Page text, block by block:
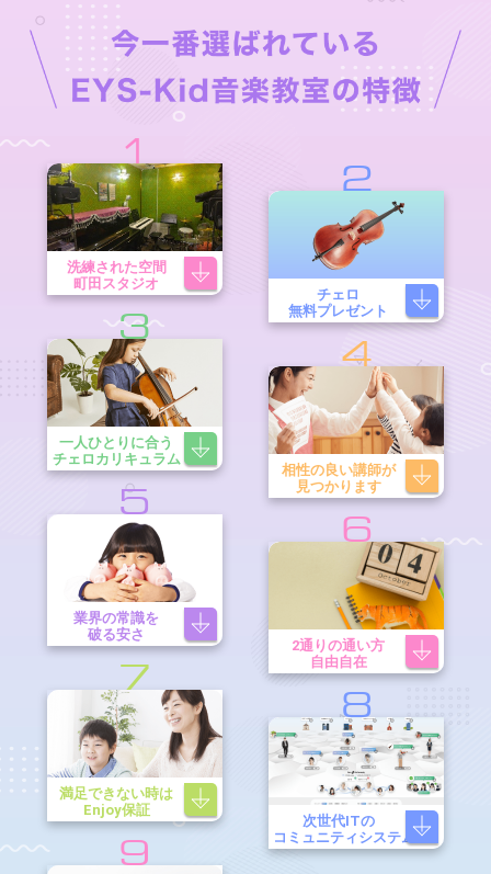
1
洗練された空間
町田スタジオ
2
チェロ
無料プレゼント
3
一人ひとりに合う
チェロカリキュラム
4
相性の良い講師が
見つかります
5
業界の常識を
破る安さ
6
2通りの通い方
自由自在
7
満足できない時は
Enjoy保証
8
次世代ITの
コミュニティシステム
9